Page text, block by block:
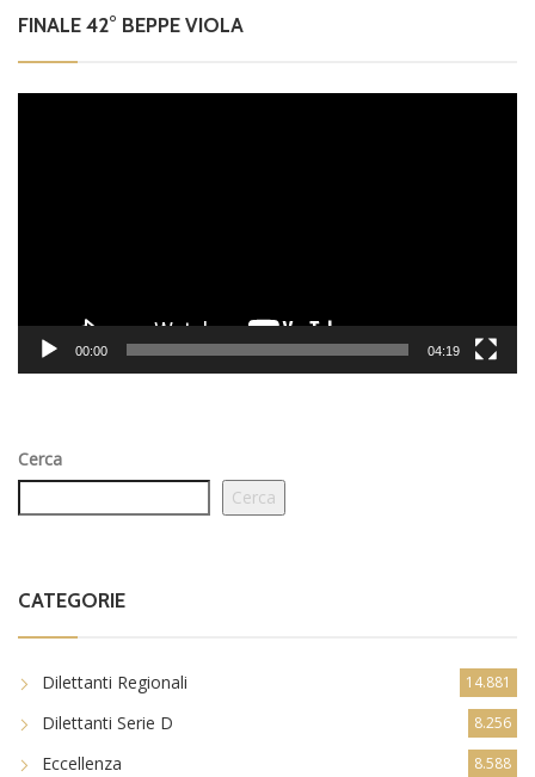
FINALE 42° BEPPE VIOLA
00:00 04:19
Cerca
Cerca
CATEGORIE
Dilettanti Regionali 14.881
Dilettanti Serie D 8.256
Eccellenza 8.588